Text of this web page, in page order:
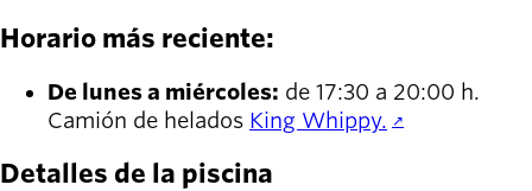
Horario más reciente:
De lunes a miércoles: de 17:30 a 20:00 h.
Camión de helados King Whippy.
Detalles de la piscina